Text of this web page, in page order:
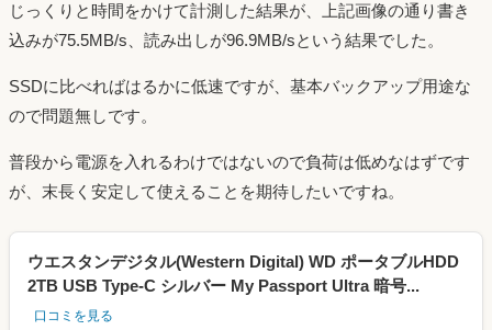
じっくりと時間をかけて計測した結果が、上記画像の通り書き
込みが75.5MB/s、読み出しが96.9MB/sという結果でした。
SSDに比べればはるかに低速ですが、基本バックアップ用途な
ので問題無しです。
普段から電源を入れるわけではないので負荷は低めなはずです
が、末長く安定して使えることを期待したいですね。
ウエスタンデジタル(Western Digital) WD ポータブルHDD
2TB USB Type-C シルバー My Passport Ultra 暗号...
口コミを見る